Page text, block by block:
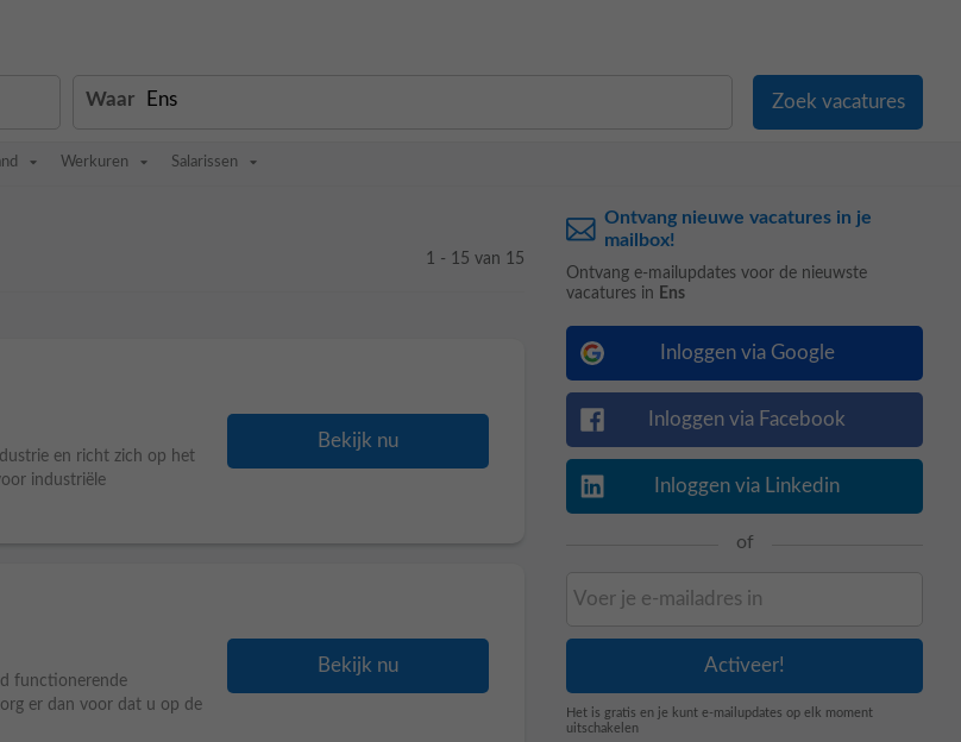
Waar
Werkuren Salarissen
1 - 15 van 15
en richt zich op het
industriële
Bekijk nu
functionerende
er dan voor dat u op de
Bekijk nu
Ontvang nieuwe vacatures in je
mailbox!
Ontvang e-mailupdates voor de nieuwste
vacatures in Ens
Inloggen via Google
Inloggen via Facebook
Inloggen via Linkedin
of
Het is gratis en je kunt e-mailupdates op elk moment
uitschakelen